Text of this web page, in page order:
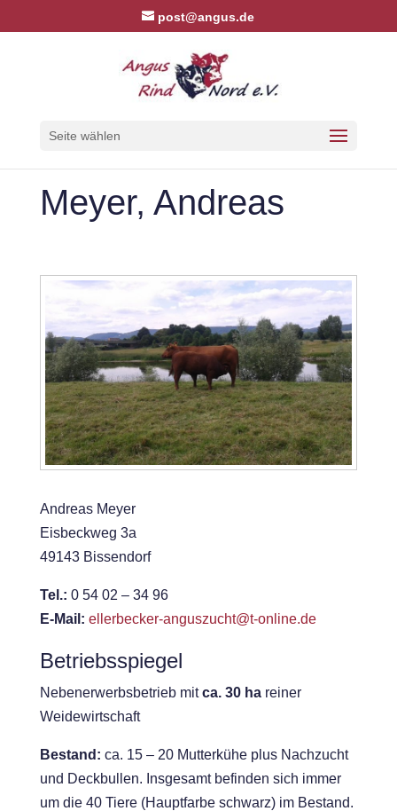
post@angus.de
Seite wählen
Meyer, Andreas
Andreas Meyer
Eisbeckweg 3a
49143 Bissendorf
Tel.: 0 54 02 – 34 96
E-Mail: ellerbecker-anguszucht@t-online.de
Betriebsspiegel
Nebenerwerbsbetrieb mitca. 30 hareiner
Weidewirtschaft
Bestand: ca. 15 – 20 Mutterkühe plus Nachzucht
und Deckbullen. Insgesamt befinden sich immer
um die 40 Tiere (Hauptfarbe schwarz) im Bestand.